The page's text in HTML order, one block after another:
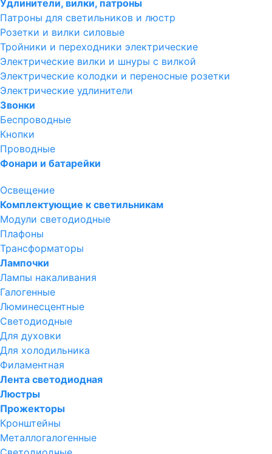
Удлинители, вилки, патроны
Патроны для светильников и люстр
Розетки и вилки силовые
Тройники и переходники электрические
Электрические вилки и шнуры с вилкой
Электрические колодки и переносные розетки
Электрические удлинители
Звонки
Беспроводные
Кнопки
Проводные
Фонари и батарейки
Освещение
Комплектующие к светильникам
Модули светодиодные
Плафоны
Трансформаторы
Лампочки
Лампы накаливания
Галогенные
Люминесцентные
Светодиодные
Для духовки
Для холодильника
Филаментная
Лента светодиодная
Люстры
Прожекторы
Кронштейны
Металлогалогенные